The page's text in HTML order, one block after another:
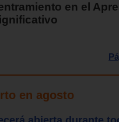
en el
en agosto